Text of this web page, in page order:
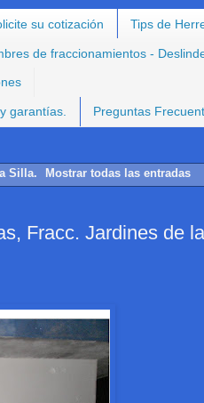
su cotización Tips de
de fraccionamientos -
garantías. Preguntas
Silla. Mostrar todas las entradas
Fracc. Jardines de